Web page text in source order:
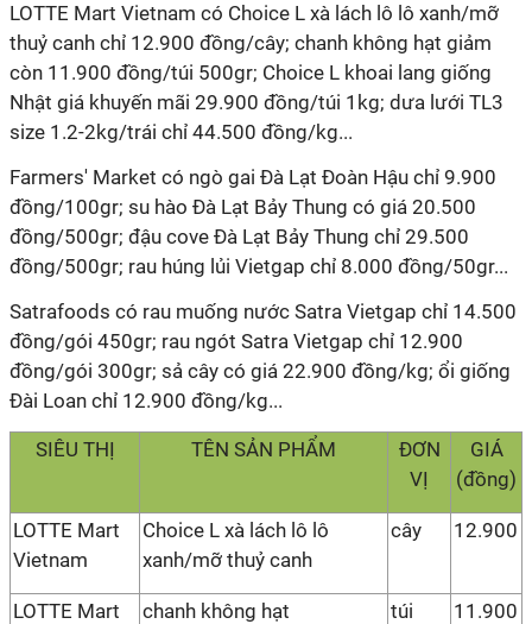
LOTTE Mart Vietnam có Choice L xà lách lô lô xanh/mỡ
thuỷ canh chỉ 12.900 đồng/cây; chanh không hạt giảm
còn 11.900 đồng/túi 500gr; Choice L khoai lang giống
Nhật giá khuyến mãi 29.900 đồng/túi 1kg; dưa lưới TL3
size 1.2-2kg/trái chỉ 44.500 đồng/kg...
Farmers' Market có ngò gai Đà Lạt Đoàn Hậu chỉ 9.900
đồng/100gr; su hào Đà Lạt Bảy Thung có giá 20.500
đồng/500gr; đậu cove Đà Lạt Bảy Thung chỉ 29.500
đồng/500gr; rau húng lủi Vietgap chỉ 8.000 đồng/50gr...
Satrafoods có rau muống nước Satra Vietgap chỉ 14.500
đồng/gói 450gr; rau ngót Satra Vietgap chỉ 12.900
đồng/gói 300gr; sả cây có giá 22.900 đồng/kg; ổi giống
Đài Loan chỉ 12.900 đồng/kg...
SIÊU THỊ TÊN SẢN PHẨM
ĐƠN
VỊ
GIÁ
(đồng)
LOTTE Mart
Vietnam
Choice L xà lách lô lô
xanh/mỡ thuỷ canh
cây 12.900
LOTTE Mart
chanh không hạt
túi
11.900